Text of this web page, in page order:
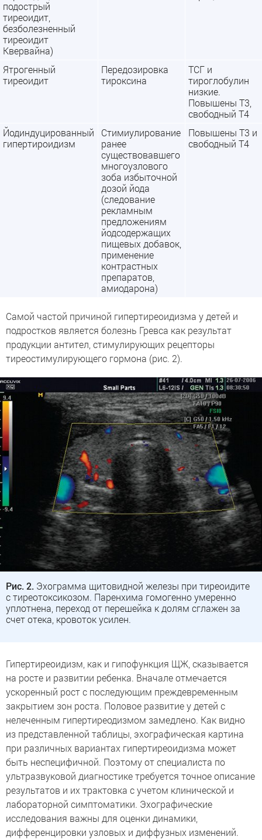
подострый
тиреоидит,
безболезненный
тиреоидит
Квервайна)
Ятрогенный
тиреоидит
Передозировка
тироксина
ТСГ и
тироглобулин
низкие.
Повышены Т3,
свободный Т4
Йодиндуцированный
гипертироидизм
Стимиулирование
ранее
существовавшего
многоузлового
зоба избыточной
дозой йода
(следование
рекламным
предложениям
йодсодержащих
пищевых добавок,
применение
контрастных
препаратов,
амиодарона)
Повышены Т3 и
свободный Т4
Самой частой причиной гипертиреоидизма у детей и
подростков является болезнь Гревса как результат
продукции антител, стимулирующих рецепторы
тиреостимулирующего гормона (рис. 2).
Рис. 2. Эхограмма щитовидной железы при тиреоидите
с тиреотоксикозом. Паренхима гомогенно умеренно
уплотнена, переход от перешейка к долям сглажен за
счет отека, кровоток усилен.
Гипертиреоидизм, как и гипофункция ЩЖ, сказывается
на росте и развитии ребенка. Вначале отмечается
ускоренный рост с последующим преждевременным
закрытием зон роста. Половое развитие у детей с
нелеченным гипертиреодизмом замедлено. Как видно
из представленной таблицы, эхографическая картина
при различных вариантах гипертиреоидизма может
быть неспецифичной. Поэтому от специалиста по
ультразвуковой диагностике требуется точное описание
результатов и их трактовка с учетом клинической и
лабораторной симптоматики. Эхографические
исследования важны для оценки динамики,
дифференцировки узловых и диффузных изменений.